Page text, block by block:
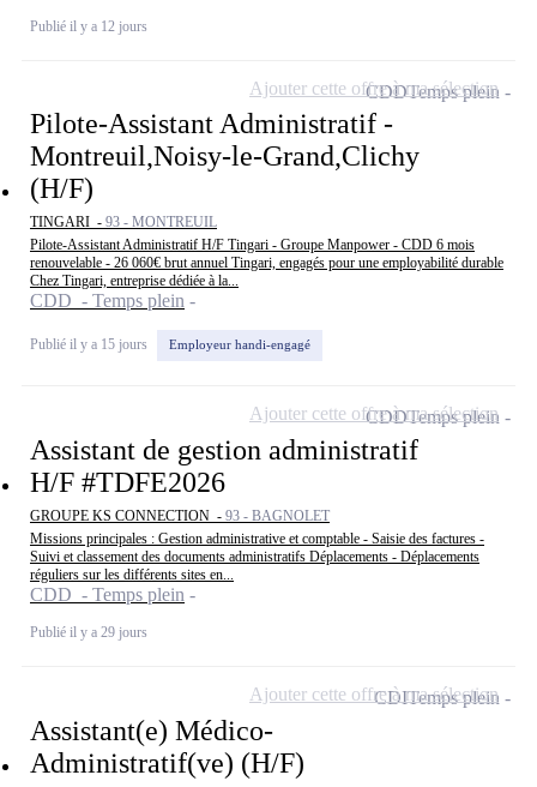
Publié il y a 12 jours
Pilote-Assistant Administratif -
Montreuil,Noisy-le-Grand,Clichy
(H/F)
TINGARI - 93 - MONTREUIL
Pilote-Assistant Administratif H/F Tingari - Groupe Manpower - CDD 6 mois
renouvelable - 26 060€ brut annuel Tingari, engagés pour une employabilité durable
Chez Tingari, entreprise dédiée à la...
CDD - Temps plein
Publié il y a 15 jours Employeur handi-engagé
CDDTemps plein
Ajouter cette offre à ma sélection
Assistant de gestion administratif
H/F #TDFE2026
GROUPE KS CONNECTION - 93 - BAGNOLET
Missions principales : Gestion administrative et comptable - Saisie des factures -
Suivi et classement des documents administratifs Déplacements - Déplacements
réguliers sur les différents sites en...
CDD - Temps plein
Publié il y a 29 jours
CDDTemps plein
Ajouter cette offre à ma sélection
Assistant(e) Médico-
Administratif(ve) (H/F)
CDITemps plein
Ajouter cette offre à ma sélection